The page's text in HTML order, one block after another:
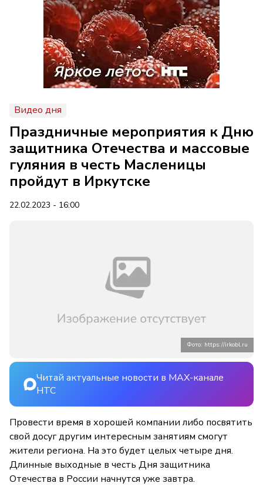
Видео дня
Праздничные мероприятия к Дню
защитника Отечества и массовые
гуляния в честь Масленицы
пройдут в Иркутске
22.02.2023 - 16:00
Фото: https://irkobl.ru
Читай актуальные новости в MAX-канале
НТС
Провести время в хорошей компании либо посвятить
свой досуг другим интересным занятиям смогут
жители региона. На это будет целых четыре дня.
Длинные выходные в честь Дня защитника
Отечества в России начнутся уже завтра.